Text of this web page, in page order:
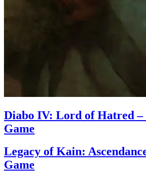
Diabo IV: Lord of Hatred
Game
Legacy of Kain:
Game